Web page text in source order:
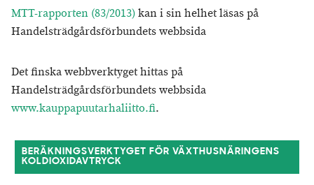
MTT-rapporten (83/2013)kan i sin helhet läsas på
Handelsträdgårdsförbundets webbsida
Det finska webbverktyget hittas på
Handelsträdgårdsförbundets webbsida
www.kauppapuutarhaliitto.fi.
BERÄKNINGSVERKTYGET FÖR VÄXTHUSNÄRINGENS
KOLDIOXIDAVTRYCK